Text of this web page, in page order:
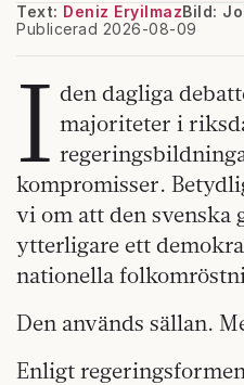
Text: Deniz Eryilmaz
Publicerad 2026-08-09
Bild:
I den dagliga
majoriteter i
kompromisser.
vi om att den svenska
ytterligare ett
nationella
Den används sällan.
Enligt